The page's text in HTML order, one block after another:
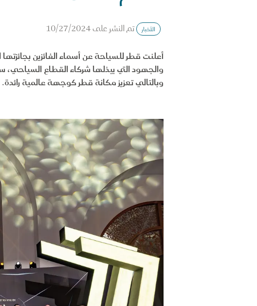
الأخبار تم النشر على10/27/2024
والجهود التي يبذلها شركاء القطاع السياحي،
وبالتالي تعزيز مكانة قطر كوجهة عالمية رائدة.